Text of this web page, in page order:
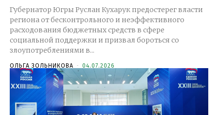
Губернатор Югры Руслан Кухарук предостерег власти
региона от бесконтрольного и неэффективного
расходования бюджетных средств в сфере
социальной поддержки и призвал бороться со
злоупотреблениями в...
ОЛЬГА ЗОЛЬНИКОВА - 04.07.2026